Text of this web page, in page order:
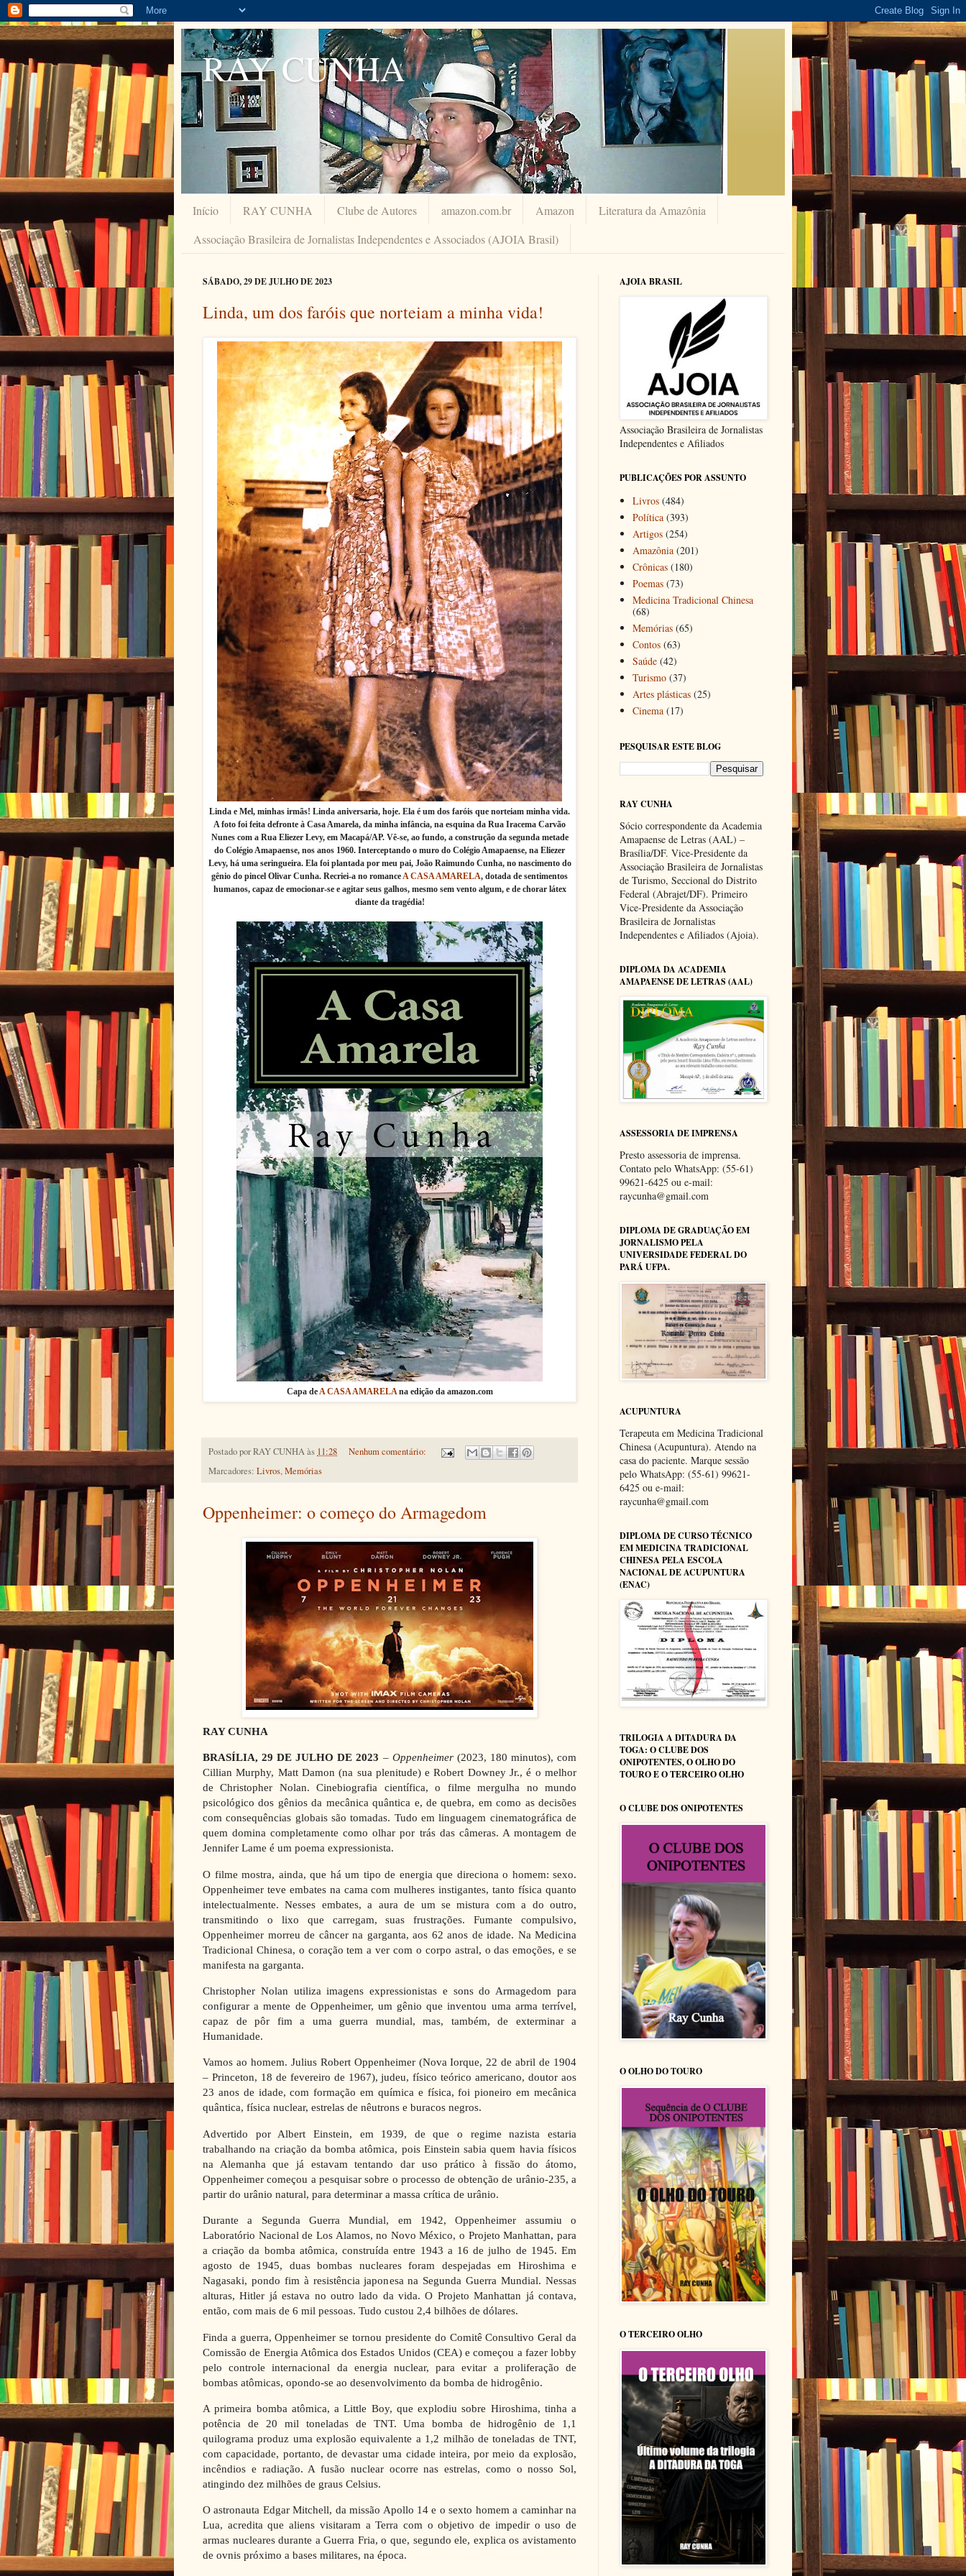
RAY CUNHA
Início RAY CUNHA Clube de Autores amazon.com.br Amazon
Literatura da Amazônia
Associação Brasileira de Jornalistas Independentes e Associados (AJOIA Brasil)
SÁBADO, 29 DE JULHO DE 2023
Linda, um dos faróis que norteiam a minha vida!
Linda e Mel, minhas irmãs! Linda aniversaria, hoje. Ela é um dos faróis que norteiam minha vida.
A foto foi feita defronte à Casa Amarela, da minha infância, na esquina da Rua Iracema Carvão
Nunes com a Rua Eliezer Levy, em Macapá/AP. Vê-se, ao fundo, a construção da segunda metade
do Colégio Amapaense, nos anos 1960. Interceptando o muro do Colégio Amapaense, na Eliezer
Levy, há uma seringueira. Ela foi plantada por meu pai, João Raimundo Cunha, no nascimento do
gênio do pincel Olivar Cunha. Recriei-a no romanceA CASA AMARELA, dotada de sentimentos
humanos, capaz de emocionar-se e agitar seus galhos, mesmo sem vento algum, e de chorar látex
diante da tragédia!
Capa deA CASA AMARELAna edição da amazon.com
Postado porRAY CUNHAàs 11:28
Nenhum comentário:
Marcadores: Livros,Memórias
Oppenheimer: o começo do Armagedom
RAY CUNHA
BRASÍLIA, 29 DE JULHO DE 2023 – Oppenheimer(2023, 180 minutos), com
Cillian Murphy, Matt Damon (na sua plenitude) e Robert Downey Jr., é o melhor
de Christopher Nolan. Cinebiografia científica, o filme mergulha no mundo
psicológico dos gênios da mecânica quântica e, de quebra, em como as decisões
com consequências globais são tomadas. Tudo em linguagem cinematográfica de
quem domina completamente como olhar por trás das câmeras. A montagem de
Jennifer Lame é um poema expressionista.
O filme mostra, ainda, que há um tipo de energia que direciona o homem: sexo.
Oppenheimer teve embates na cama com mulheres instigantes, tanto física quanto
intelectualmente. Nesses embates, a aura de um se mistura com a do outro,
transmitindo o lixo que carregam, suas frustrações. Fumante compulsivo,
Oppenheimer morreu de câncer na garganta, aos 62 anos de idade. Na Medicina
Tradicional Chinesa, o coração tem a ver com o corpo astral, o das emoções, e se
manifesta na garganta.
Christopher Nolan utiliza imagens expressionistas e sons do Armagedom para
configurar a mente de Oppenheimer, um gênio que inventou uma arma terrível,
capaz de pôr fim a uma guerra mundial, mas, também, de exterminar a
Humanidade.
Vamos ao homem. Julius Robert Oppenheimer (Nova Iorque, 22 de abril de 1904
– Princeton, 18 de fevereiro de 1967), judeu, físico teórico americano, doutor aos
23 anos de idade, com formação em química e física, foi pioneiro em mecânica
quântica, física nuclear, estrelas de nêutrons e buracos negros.
Advertido por Albert Einstein, em 1939, de que o regime nazista estaria
trabalhando na criação da bomba atômica, pois Einstein sabia quem havia físicos
na Alemanha que já estavam tentando dar uso prático à fissão do átomo,
Oppenheimer começou a pesquisar sobre o processo de obtenção de urânio-235, a
partir do urânio natural, para determinar a massa crítica de urânio.
Durante a Segunda Guerra Mundial, em 1942, Oppenheimer assumiu o
Laboratório Nacional de Los Alamos, no Novo México, o Projeto Manhattan, para
a criação da bomba atômica, construída entre 1943 a 16 de julho de 1945. Em
agosto de 1945, duas bombas nucleares foram despejadas em Hiroshima e
Nagasaki, pondo fim à resistência japonesa na Segunda Guerra Mundial. Nessas
alturas, Hitler já estava no outro lado da vida. O Projeto Manhattan já contava,
então, com mais de 6 mil pessoas. Tudo custou 2,4 bilhões de dólares.
Finda a guerra, Oppenheimer se tornou presidente do Comitê Consultivo Geral da
Comissão de Energia Atômica dos Estados Unidos (CEA) e começou a fazer lobby
pelo controle internacional da energia nuclear, para evitar a proliferação de
bombas atômicas, opondo-se ao desenvolvimento da bomba de hidrogênio.
A primeira bomba atômica, a Little Boy, que explodiu sobre Hiroshima, tinha a
potência de 20 mil toneladas de TNT. Uma bomba de hidrogênio de 1,1
quilograma produz uma explosão equivalente a 1,2 milhão de toneladas de TNT,
com capacidade, portanto, de devastar uma cidade inteira, por meio da explosão,
incêndios e radiação. A fusão nuclear ocorre nas estrelas, como o nosso Sol,
atingindo dez milhões de graus Celsius.
O astronauta Edgar Mitchell, da missão Apollo 14 e o sexto homem a caminhar na
Lua, acredita que aliens visitaram a Terra com o objetivo de impedir o uso de
armas nucleares durante a Guerra Fria, o que, segundo ele, explica os avistamento
de ovnis próximo a bases militares, na época.
AJOIA BRASIL
Associação Brasileira de Jornalistas
Independentes e Afiliados
PUBLICAÇÕES POR ASSUNTO
Livros (484)
Política (393)
Artigos (254)
Amazônia (201)
Crônicas (180)
Poemas (73)
Medicina Tradicional Chinesa
(68)
Memórias (65)
Contos (63)
Saúde (42)
Turismo (37)
Artes plásticas (25)
Cinema (17)
PESQUISAR ESTE BLOG
RAY CUNHA
Sócio correspondente da Academia
Amapaense de Letras (AAL) –
Brasília/DF. Vice-Presidente da
Associação Brasileira de Jornalistas
de Turismo, Seccional do Distrito
Federal (Abrajet/DF). Primeiro
Vice-Presidente da Associação
Brasileira de Jornalistas
Independentes e Afiliados (Ajoia).
DIPLOMA DA ACADEMIA
AMAPAENSE DE LETRAS (AAL)
ASSESSORIA DE IMPRENSA
Presto assessoria de imprensa.
Contato pelo WhatsApp: (55-61)
99621-6425 ou e-mail:
raycunha@gmail.com
DIPLOMA DE GRADUAÇÃO EM
JORNALISMO PELA
UNIVERSIDADE FEDERAL DO
PARÁ UFPA.
ACUPUNTURA
Terapeuta em Medicina Tradicional
Chinesa (Acupuntura). Atendo na
casa do paciente. Marque sessão
pelo WhatsApp: (55-61) 99621-
6425 ou e-mail:
raycunha@gmail.com
DIPLOMA DE CURSO TÉCNICO
EM MEDICINA TRADICIONAL
CHINESA PELA ESCOLA
NACIONAL DE ACUPUNTURA
(ENAC)
TRILOGIA A DITADURA DA
TOGA: O CLUBE DOS
ONIPOTENTES, O OLHO DO
TOURO E O TERCEIRO OLHO
O CLUBE DOS ONIPOTENTES
O OLHO DO TOURO
O TERCEIRO OLHO